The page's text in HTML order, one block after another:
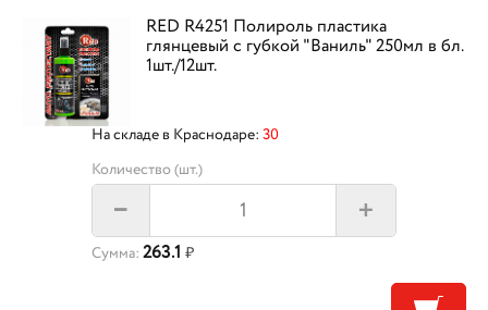
RED R4251 Полироль пластика
глянцевый с губкой "Ваниль" 250мл в бл.
1шт./12шт.
На складе в Краснодаре: 30
Количество (шт.)
– +
Сумма: 263.1 ₽